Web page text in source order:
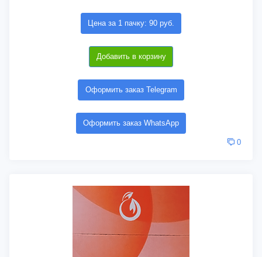
Цена за 1 пачку: 90 руб.
Добавить в корзину
Оформить заказ Telegram
Оформить заказ WhatsApp
0